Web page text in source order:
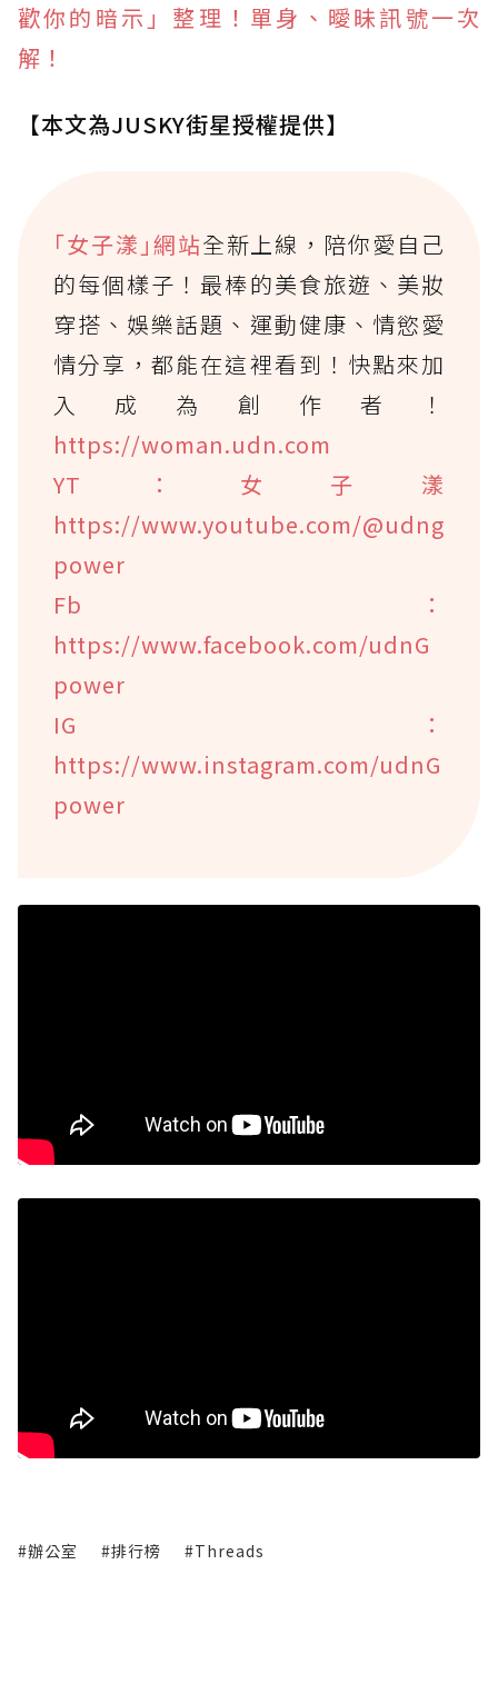
歡你的暗示」整理！單身、曖昧訊號一次
解！
【本文為JUSKY街星授權提供】
｢女子漾｣網站全新上線，陪你愛自己
的每個樣子！最棒的美食旅遊、美妝
穿搭、娛樂話題、運動健康、情慾愛
情分享，都能在這裡看到！快點來加
入成為創作者！
https://woman.udn.com
YT：女子漾
https://www.youtube.com/@udng
power
Fb：
https://www.facebook.com/udnG
power
IG：
https://www.instagram.com/udnG
power
#辦公室 #排行榜 #Threads